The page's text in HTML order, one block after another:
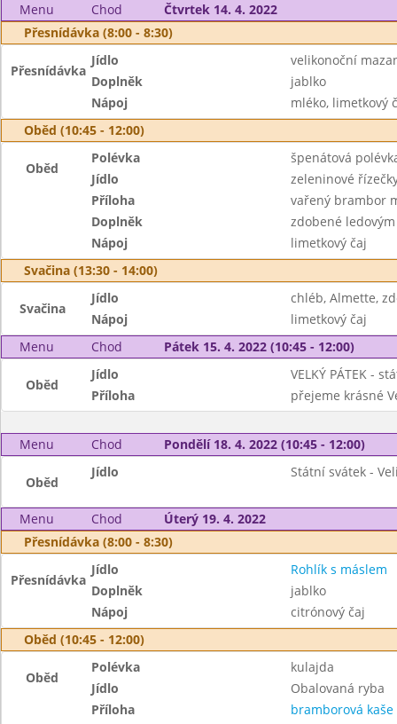
Menu Chod
Čtvrtek 14. 4. 2022
Přesnídávka (8:00 - 8:30)
Přesnídávka
Jídlo
velikonoční
Doplněk
jablko
Nápoj
mléko, limetkový
Oběd (10:45 - 12:00)
Oběd
Polévka
špenátová
Jídlo
zeleninové
Příloha
vařený brambor
Doplněk
zdobené
Nápoj
limetkový čaj
Svačina (13:30 - 14:00)
Svačina
Jídlo
chléb, Almette,
Nápoj
limetkový čaj
Menu
Chod Pátek 15. 4. 2022 (10:45 - 12:00)
Oběd
Jídlo
VELKÝ PÁTEK -
Příloha
přejeme krásné
Menu Chod Pondělí 18. 4. 2022 (10:45 - 12:00)
Oběd
Jídlo Státní svátek -
Menu Chod
Úterý 19. 4. 2022
Přesnídávka (8:00 - 8:30)
Přesnídávka
Jídlo
Rohlík s máslem
Doplněk
jablko
Nápoj
citrónový čaj
Oběd (10:45 - 12:00)
Oběd
Polévka
kulajda
Jídlo
Obalovaná ryba
Příloha
bramborová kaše